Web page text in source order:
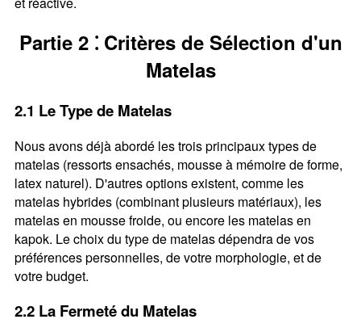
Partie 2 ⁚ Critères de Sélection d'un
Matelas
2.1 Le Type de Matelas
Nous avons déjà abordé les trois principaux types de
matelas (ressorts ensachés, mousse à mémoire de forme,
latex naturel). D'autres options existent, comme les
matelas hybrides (combinant plusieurs matériaux), les
matelas en mousse froide, ou encore les matelas en
kapok. Le choix du type de matelas dépendra de vos
préférences personnelles, de votre morphologie, et de
votre budget.
2.2 La Fermeté du Matelas